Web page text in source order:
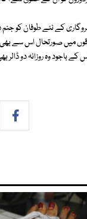
کے نئے طوفان کو
میں صورتحال اس
کے باجود وہ روزانہ دو